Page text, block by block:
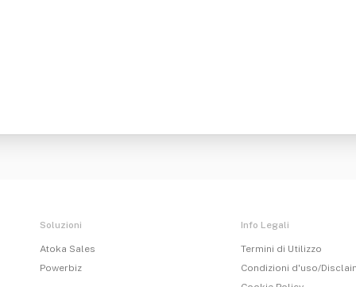
Soluzioni
Atoka Sales
Powerbiz
Info Legali
Termini di Utilizzo
Condizioni d'uso/